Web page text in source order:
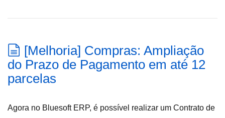
[Melhoria] Compras: Ampliação
do Prazo de Pagamento em até 12
parcelas
Agora no Bluesoft ERP, é possível realizar um Contrato de